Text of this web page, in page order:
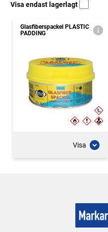
Visa endast lagerlagt
Glasfiberspackel PLASTIC
PADDING
Visa